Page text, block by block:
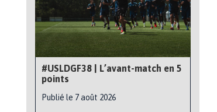
#USLDGF38 | L’avant-match en 5
points
Publié le 7 août 2026